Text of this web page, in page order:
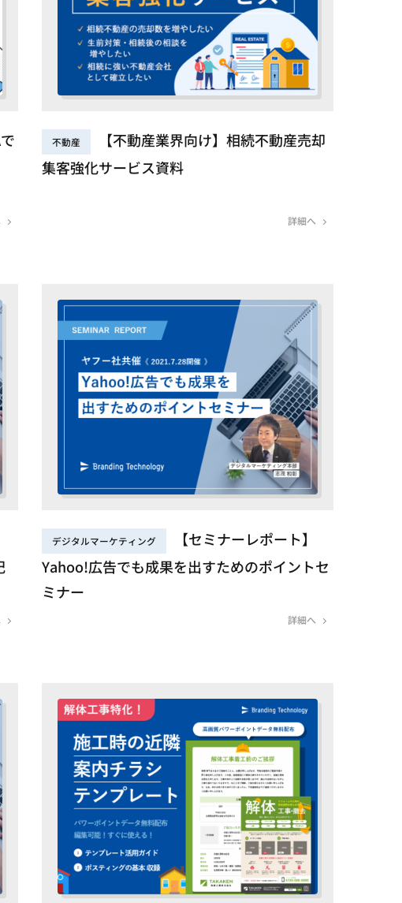
不動産
【不動産業界向け】相続不動産売却
集客強化サービス資料
詳細へ
デジタルマーケティング
【セミナーレポート】
Yahoo!広告でも成果を出すためのポイントセ
ミナー
詳細へ